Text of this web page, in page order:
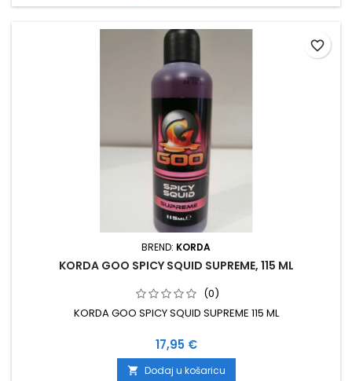
BREND: KORDA
KORDA GOO SPICY SQUID SUPREME, 115 ML
(0)
KORDA GOO SPICY SQUID SUPREME 115 ML
Cijena
17,95 €
 Dodaj u košaricu
favorite_border